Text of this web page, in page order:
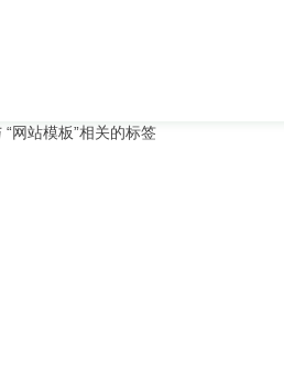
“网站模板”相关的标签